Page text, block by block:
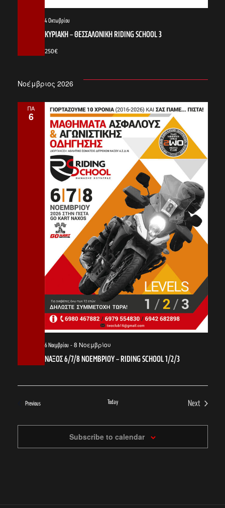
t
i
o
n
ΚΥΡΙΑΚΗ – ΘΕΣΣΑΛΟΝΙΚΗ RIDING SCHOOL 3
4 Οκτωβρίου
250€
Νοέμβριος 2026
ΠΑ
6
ΝΑΞΟΣ 6/7/8 ΝΟΕΜΒΡΙΟΥ – RIDING SCHOOL 1/2/3
6 Νοεμβρίου-8 Νοεμβρίου
PreviousEvents Today
Next
Subscribe to calendar